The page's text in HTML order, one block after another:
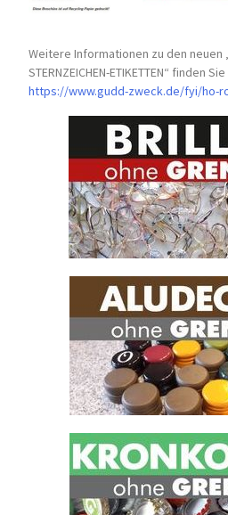
Weitere Informationen zu den neuen
STERNZEICHEN-ETIKETTEN“ finden Sie
https://www.gudd-zweck.de/fyi/ho-